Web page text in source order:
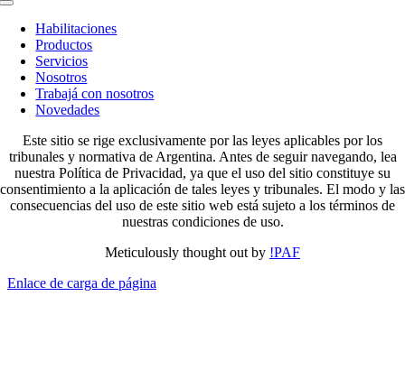
Activar
Navegación
Habilitaciones
Productos
Servicios
Nosotros
Trabajá con nosotros
Novedades
Este sitio se rige exclusivamente por las leyes aplicables por los
tribunales y normativa de Argentina. Antes de seguir navegando, lea
nuestra Política de Privacidad, ya que el uso del sitio constituye su
consentimiento a la aplicación de tales leyes y tribunales. El modo y las
consecuencias del uso de este sitio web está sujeto a los términos de
nuestras condiciones de uso.
Meticulously thought out by !PAF
Enlace de carga de página